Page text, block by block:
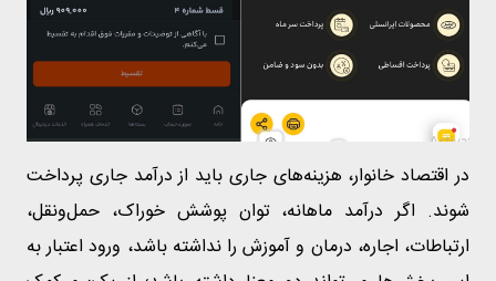
در اقتصاد خانوار، هزینه‌های جاری باید از درآمد جاری پرداخت
شوند. اگر درآمد ماهانه، توان پوشش خوراک، حمل‌ونقل،
ارتباطات، اجاره، درمان و آموزش را نداشته باشد، ورود اعتبار به